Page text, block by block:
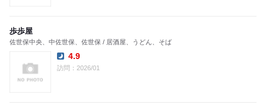
歩歩屋
佐世保中央、中佐世保、佐世保 / 居酒屋、うどん、そば
Dinner:
4.9
訪問：2026/01